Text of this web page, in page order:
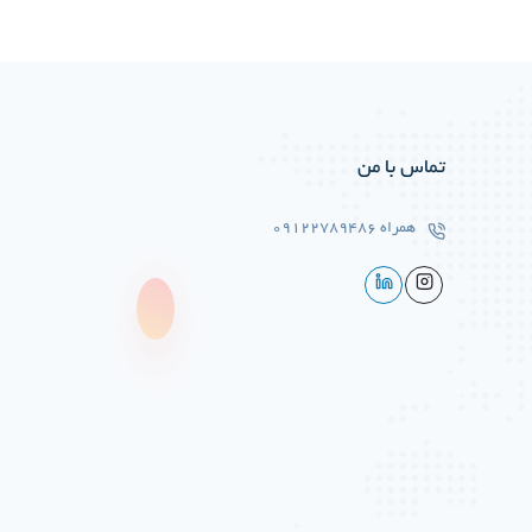
تماس با من
همراه 09122789486